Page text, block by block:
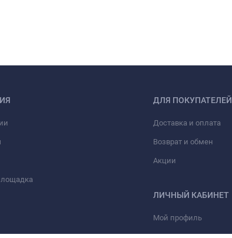
ДЛЯ ПОКУПАТЕЛЕЙ
Доставка и оплата
Возврат и обмен
Акции
ЛИЧНЫЙ КАБИНЕТ
Мой профиль